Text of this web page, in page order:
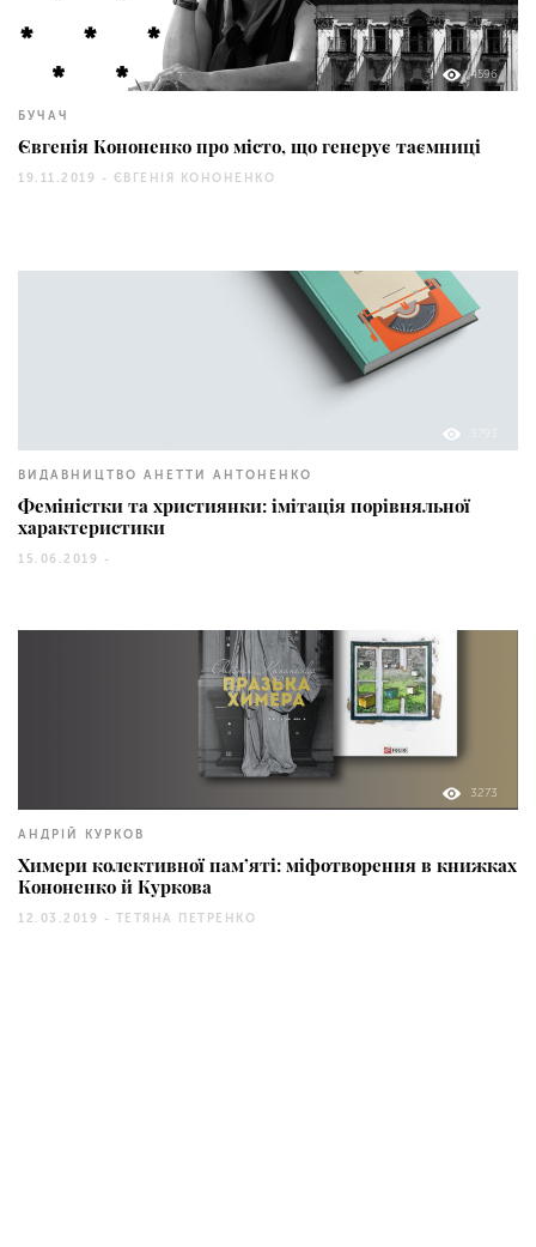
4596
БУЧАЧ
Євгенія Кононенко про місто, що генерує таємниці
19.11.2019 - ЄВГЕНІЯ КОНОНЕНКО
ВИДАВНИЦТВО АНЕТТИ АНТОНЕНКО
Феміністки та християнки: імітація порівняльної
характеристики
15.06.2019 -
3273
АНДРІЙ КУРКОВ
Химери колективної пам’яті: міфотворення в книжках
Кононенко й Куркова
12.03.2019 - ТЕТЯНА ПЕТРЕНКО